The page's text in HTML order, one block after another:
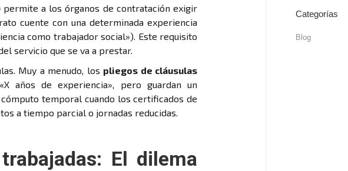
permite a los órganos de contratación exigir
cuente con una determinada experiencia
como trabajador social»). Este requisito
servicio que se va a prestar.
Muy a menudo, los pliegos de cláusulas
años de experiencia», pero guardan un
temporal cuando los certificados de
a tiempo parcial o jornadas reducidas.
El dilema
Categorías
Blog